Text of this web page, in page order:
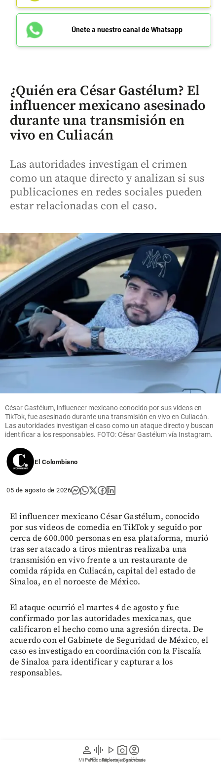
person
Mi Perfil
graphic_eq
Pódcast
play_arrow
Videos
photo_camera
Reportajes gráficos
account_circle
Suscríbete
Únete a nuestro canal de Whatsapp
¿Quién era César Gastélum? El
influencer mexicano asesinado
durante una transmisión en
vivo en Culiacán
Las autoridades investigan el crimen
como un ataque directo y analizan si sus
publicaciones en redes sociales pueden
estar relacionadas con el caso.
César Gastélum, influencer mexicano conocido por sus videos en
TikTok, fue asesinado durante una transmisión en vivo en Culiacán.
Las autoridades investigan el caso como un ataque directo y buscan
identificar a los responsables. FOTO: César Gastélum vía Instagram.
El Colombiano
05 de agosto de 2026
El influencer mexicano César Gastélum, conocido
por sus videos de comedia en TikTok y seguido por
cerca de 600.000 personas en esa plataforma, murió
tras ser atacado a tiros mientras realizaba una
transmisión en vivo frente a un restaurante de
comida rápida en Culiacán, capital del estado de
Sinaloa, en el noroeste de México.
El ataque ocurrió el martes 4 de agosto y fue
confirmado por las autoridades mexicanas, que
calificaron el hecho como una agresión directa. De
acuerdo con el Gabinete de Seguridad de México, el
caso es investigado en coordinación con la Fiscalía
de Sinaloa para identificar y capturar a los
responsables.